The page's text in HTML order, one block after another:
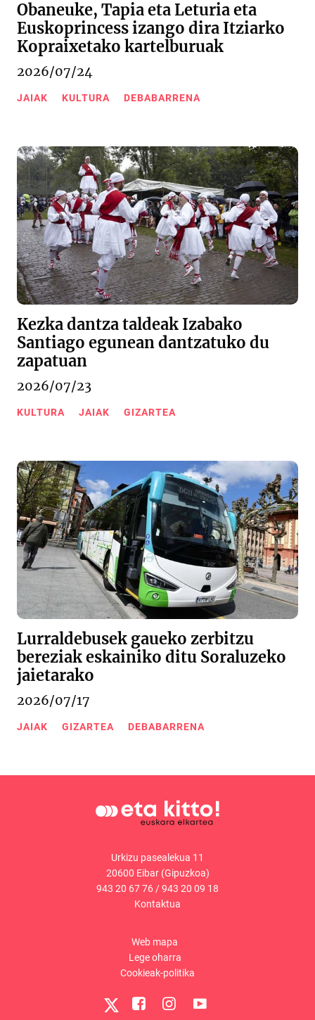
Obaneuke, Tapia eta Leturia eta
Euskoprincess izango dira Itziarko
Kopraixetako kartelburuak
2026/07/24
JAIAK KULTURA DEBABARRENA
Kezka dantza taldeak Izabako
Santiago egunean dantzatuko du
zapatuan
2026/07/23
KULTURA JAIAK GIZARTEA
Lurraldebusek gaueko zerbitzu
bereziak eskainiko ditu Soraluzeko
jaietarako
2026/07/17
JAIAK GIZARTEA DEBABARRENA
Urkizu pasealekua 11
20600 Eibar (Gipuzkoa)
943 20 67 76/943 20 09 18
Kontaktua
Web mapa
Lege oharra
Cookieak-politika